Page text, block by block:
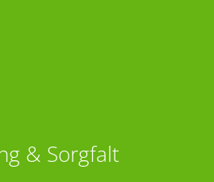
& Sorgfalt